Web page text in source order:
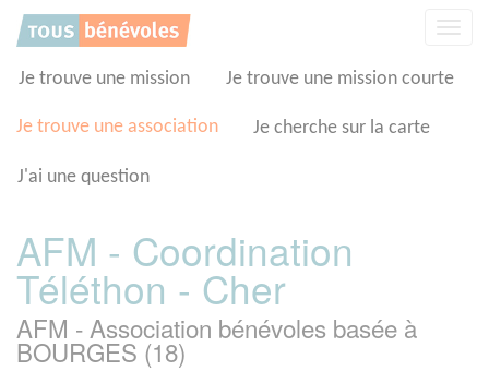
Je trouve une mission Je trouve une mission courte
Je trouve une association Je cherche sur la carte
J'ai une question
AFM - Coordination
Téléthon - Cher
AFM - Association bénévoles basée à
BOURGES (18)
Panneau de gestion des cookies